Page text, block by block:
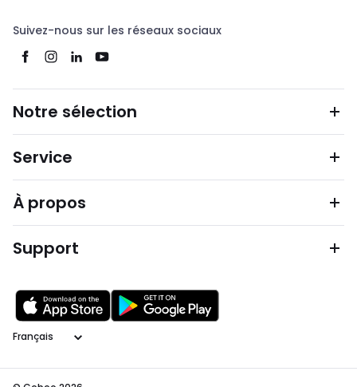
Suivez-nous sur les réseaux sociaux
Notre sélection
Service
À propos
Support
Langage